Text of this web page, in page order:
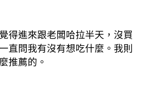
得進來跟老闆哈拉半天，沒買
直問我有沒有想吃什麼。我則
推薦的。